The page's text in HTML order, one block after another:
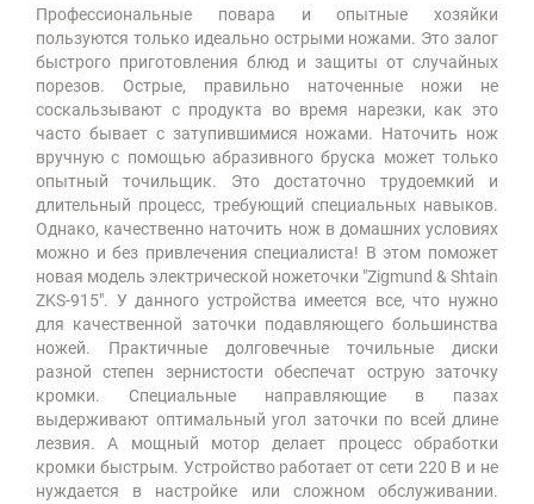
Профессиональные повара и опытные хозяйки
пользуются только идеально острыми ножами. Это залог
быстрого приготовления блюд и защиты от случайных
порезов. Острые, правильно наточенные ножи не
соскальзывают с продукта во время нарезки, как это
часто бывает с затупившимися ножами. Наточить нож
вручную с помощью абразивного бруска может только
опытный точильщик. Это достаточно трудоемкий и
длительный процесс, требующий специальных навыков.
Однако, качественно наточить нож в домашних условиях
можно и без привлечения специалиста! В этом поможет
новая модель электрической ножеточки "Zigmund & Shtain
ZKS-915". У данного устройства имеется все, что нужно
для качественной заточки подавляющего большинства
ножей. Практичные долговечные точильные диски
разной степен зернистости обеспечат острую заточку
кромки. Специальные направляющие в пазах
выдерживают оптимальный угол заточки по всей длине
лезвия. А мощный мотор делает процесс обработки
кромки быстрым. Устройство работает от сети 220 В и не
нуждается в настройке или сложном обслуживании.